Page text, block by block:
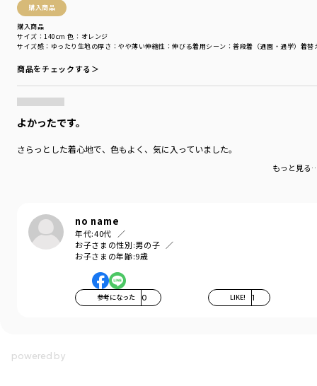
購入商品
購入商品
サイズ感 ：ゆったり 生地の厚さ ：やや薄い伸縮性 ：伸びる着用シーン ：普段着（通園・通学） 着替
サイズ：140cm 色：オレンジ
商品をチェックする＞
よかったです。
さらっとした着心地で、色もよく、気に入っていました。
もっと見る
no name
年代:40代
お子さまの性別:男の子
お子さまの年齢:9歳
参考になった 0 LIKE! 1